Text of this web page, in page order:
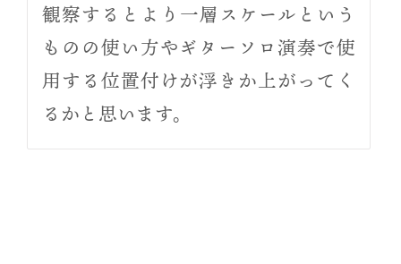
観察するとより一層スケールという
ものの使い方やギターソロ演奏で使
用する位置付けが浮きか上がってく
るかと思います。